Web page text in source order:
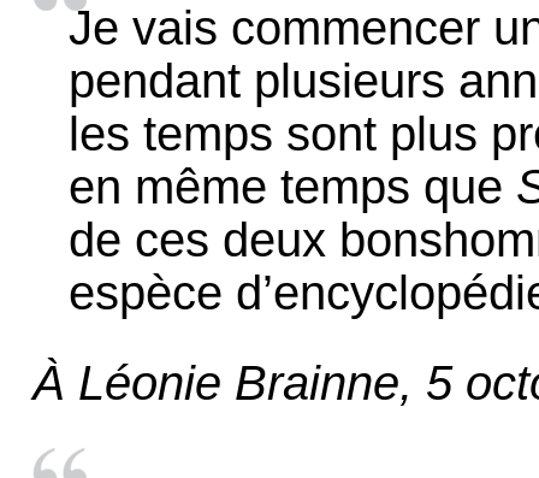
Je vais commencer
pendant plusieurs
les temps sont plus
en même temps que
de ces deux
espèce
À Léonie Brainne, 5